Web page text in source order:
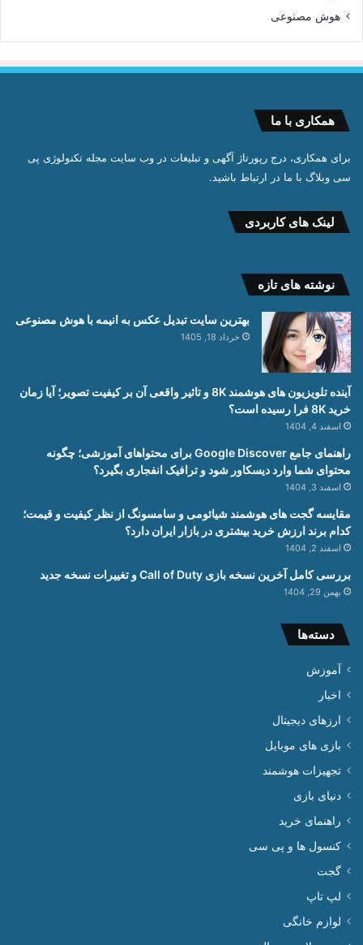
هوش مصنوعی
همکاری با ما
برای همکاری، درج رپورتاژ آگهی و تبلیغات در وب سایت مجله تکنولوژی پی
سی وبلاگ با ما در ارتباط باشید.
لینک های کاربردی
نوشته های تازه
بهترین سایت تبدیل عکس به انیمه با هوش مصنوعی
خرداد 18, 1405
آینده تلویزیون های هوشمند 8K و تاثیر واقعی آن بر کیفیت تصویر؛ آیا زمان
خرید 8K فرا رسیده است؟
اسفند 4, 1404
راهنمای جامع Google Discover برای محتواهای آموزشی؛ چگونه
محتوای شما وارد دیسکاور شود و ترافیک انفجاری بگیرد؟
اسفند 3, 1404
مقایسه گجت های هوشمند شیائومی و سامسونگ از نظر کیفیت و قیمت؛
کدام برند ارزش خرید بیشتری در بازار ایران دارد؟
اسفند 2, 1404
بررسی کامل آخرین نسخه بازی Call of Duty و تغییرات نسخه جدید
بهمن 29, 1404
دسته‌ها
آموزش
اخبار
ارزهای دیجیتال
بازی های موبایل
تجهیزات هوشمند
دنیای بازی
راهنمای خرید
کنسول ها و پی سی
گجت
لپ تاپ
لوازم خانگی